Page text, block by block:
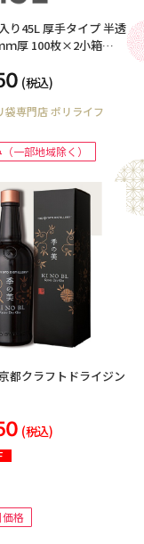
り45L 厚手タイプ 半透
ｍ厚 100枚×2小箱
(税込)
袋専門店 ポリライフ
一部地域除く）
クラフトドライジン
(税込)
格